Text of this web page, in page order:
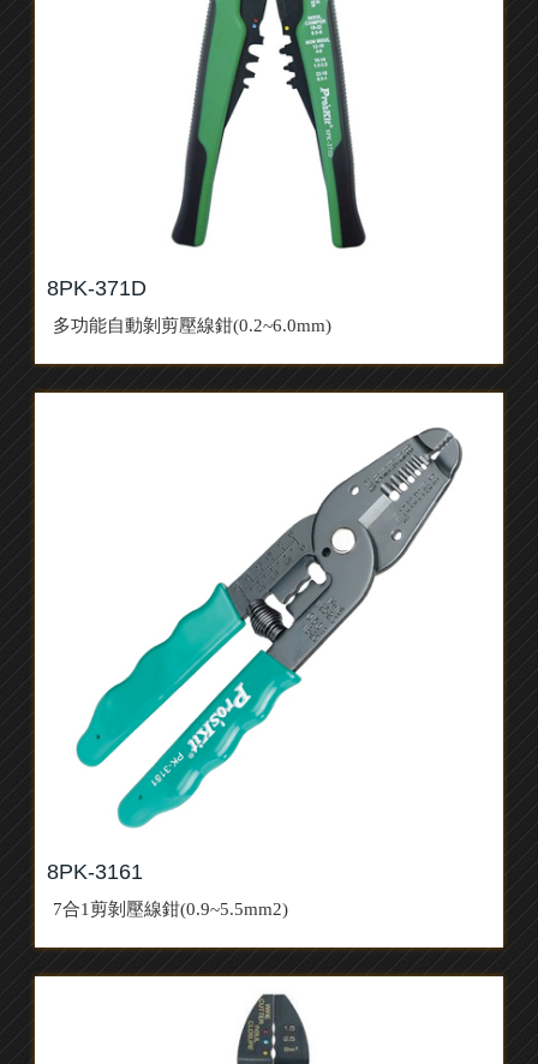
8PK-371D
多功能自動剝剪壓線鉗(0.2~6.0mm)
8PK-3161
7合1剪剝壓線鉗(0.9~5.5mm2)